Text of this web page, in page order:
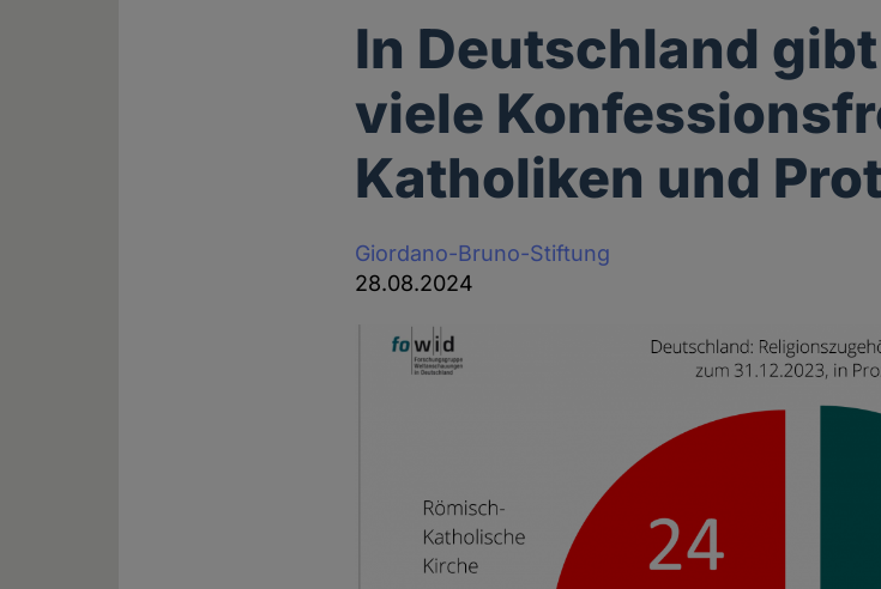
In Deutschland
viele
Katholiken und
Giordano-Bruno-Stiftung
28.08.2024